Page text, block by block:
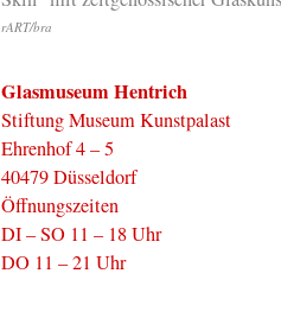
rART/bra
Glasmuseum Hentrich
Stiftung Museum Kunstpalast
Ehrenhof 4 – 5
40479 Düsseldorf
Öffnungszeiten
DI – SO 11 – 18 Uhr
DO 11 – 21 Uhr